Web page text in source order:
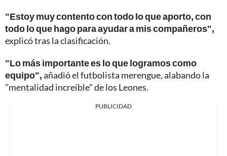
"Estoy muy contento con todo lo que aporto, con
todo lo que hago para ayudar a mis compañeros",
explicó tras la clasificación.
"Lo más importante es lo que logramos como
equipo",añadió el futbolista merengue, alabando la
"mentalidad increíble" de los Leones.
PUBLICIDAD